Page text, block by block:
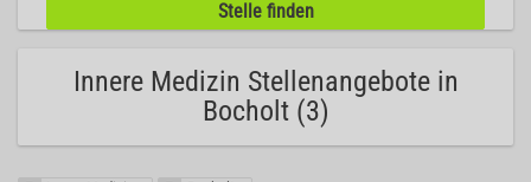
Innere Medizin Stellenangebote in
Bocholt (3)